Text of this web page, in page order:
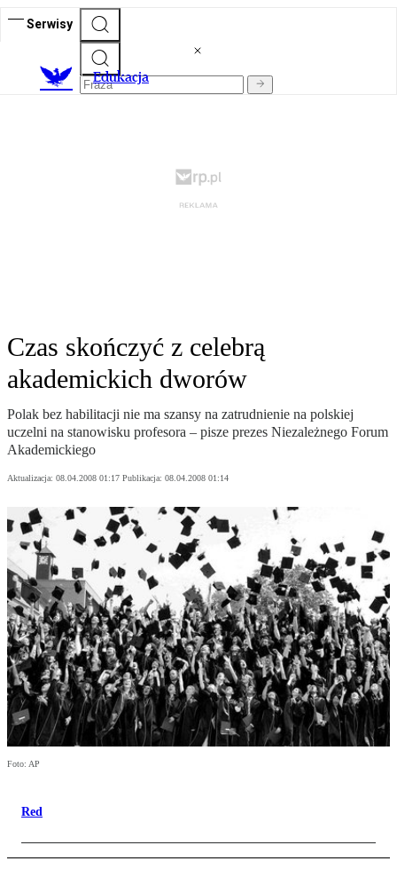
Serwisy
Edukacja
Czas skończyć z celebrą
akademickich dworów
Polak bez habilitacji nie ma szansy na zatrudnienie na polskiej
uczelni na stanowisku profesora – pisze prezes Niezależnego Forum
Akademickiego
Aktualizacja: 08.04.2008 01:17 Publikacja: 08.04.2008 01:14
Foto: AP
Red